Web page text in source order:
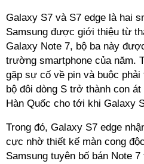
Galaxy S7 và S7 edge là hai
Samsung được giới thiệu từ
Galaxy Note 7, bộ ba này
trường smartphone của năm.
gặp sự cố về pin và buộc
bộ đôi dòng S trở thành con
Hàn Quốc cho tới khi Galaxy
Trong đó, Galaxy S7 edge
cực nhờ thiết kế màn cong
Samsung tuyên bố bán Note